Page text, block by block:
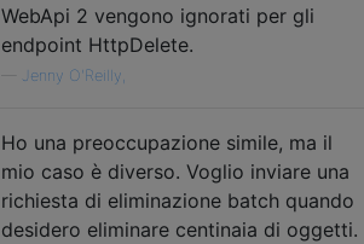
WebApi 2 vengono ignorati per gli
endpoint HttpDelete.
Jenny O'Reilly,
Ho una preoccupazione simile, ma il
mio caso è diverso. Voglio inviare una
richiesta di eliminazione batch quando
desidero eliminare centinaia di oggetti.